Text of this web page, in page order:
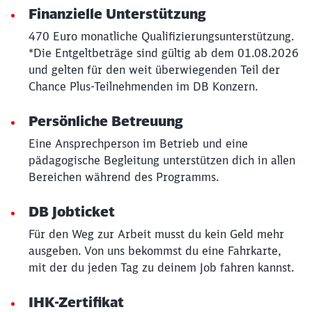
Finanzielle Unterstützung
470 Euro monatliche Qualifizierungsunterstützung.
*Die Entgeltbeträge sind gültig ab dem 01.08.2026
und gelten für den weit überwiegenden Teil der
Chance Plus-Teilnehmenden im DB Konzern.
Persönliche Betreuung
Eine Ansprechperson im Betrieb und eine
pädagogische Begleitung unterstützen dich in allen
Bereichen während des Programms.
DB Jobticket
Für den Weg zur Arbeit musst du kein Geld mehr
ausgeben. Von uns bekommst du eine Fahrkarte,
mit der du jeden Tag zu deinem Job fahren kannst.
IHK-Zertifikat
Möchten Sie zuweitergeleitet
werden?